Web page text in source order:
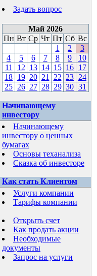
Задать вопрос
Май 2026
Пн Вт Ср Чт Пт Сб Вс
1
2
3
4
5 6 7 8 9
10
11
12 13 14 15 16 17
18 19 20 21 22 23 24
25 26 27 28 29 30 31
Начинающему
инвестору
Начинающему
инвестору о ценных
бумагах
Основы теханализа
Сказка об инвесторе
Как стать Клиентом
Услуги компании
Тарифы компании
Открыть счет
Как продать акции
Необходимые
документы
Запрос на услуги